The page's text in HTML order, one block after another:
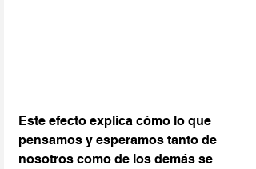
Este efecto explica cómo lo que
pensamos y esperamos tanto de
nosotros como de los demás se